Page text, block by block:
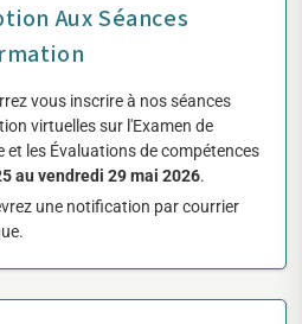
Aux Séances
vous inscrire à nos séances
virtuelles sur l'Examen de
et les Évaluations de compétences
au vendredi 29 mai 2026.
une notification par courrier